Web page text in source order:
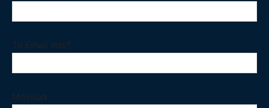
Το Email σας*
Μηνυμα